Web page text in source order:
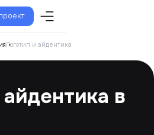
Логотип и айдентика
в